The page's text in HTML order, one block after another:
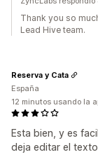
Thank you so
Lead Hive team.
Esta bien, y es
deja editar el
Reserva y Cata
España
12 minutos usando la